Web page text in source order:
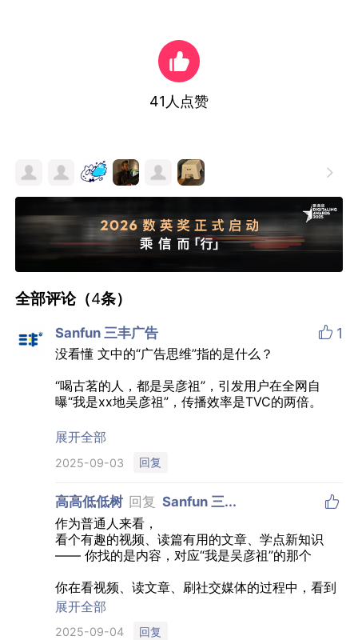
41 人点赞

全部评论（4条）
Sanfun 三丰广告  1
没看懂 文中的“广告思维”指的是什么？
“喝古茗的人，都是吴彦祖”，引发用户在全网自
曝“我是xx地吴彦祖”，传播效率是TVC的两倍。
这不就是典型广告创意deck里一页social
展开全部
2025-09-03 回复
高高低低树 回复 Sanfun 三... 
作为普通人来看，
看个有趣的视频、读篇有用的文章、学点新知识
—— 你找的是内容，对应“我是吴彦祖”的那个
你在看视频、读文章、刷社交媒体的过程中，看到
某个产品介绍、品牌宣传或活动通知 —— 你看到
展开全部
2025-09-04 回复